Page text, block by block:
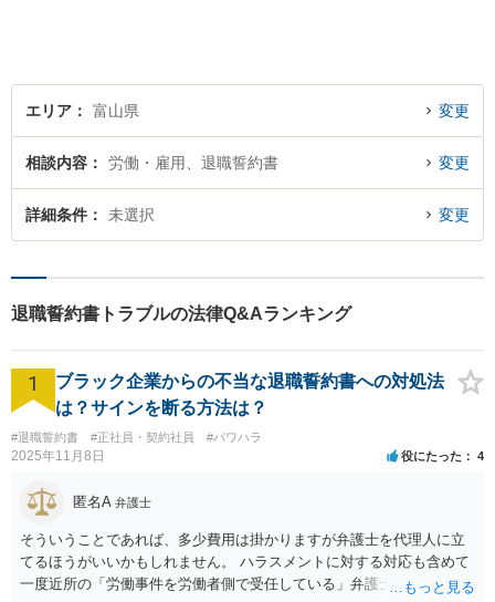
エリア 富山県 変更
相談内容 労働・雇用、退職誓約書 変更
詳細条件 未選択 変更
退職誓約書トラブルの法律Q&Aランキング
1
ブラック企業からの不当な退職誓約書への対処法
は？サインを断る方法は？
#退職誓約書 #正社員・契約社員 #パワハラ
2025年11月8日 役にたった 4
匿名A 弁護士
そういうことであれば、多少費用は掛かりますが弁護士を代理人に立
てるほうがいいかもしれません。 ハラスメントに対する対応も含めて
一度近所の「労働事件を労働者側で受任している」弁護士（労働弁護